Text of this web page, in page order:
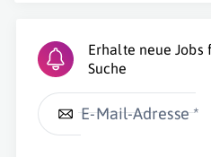
Erhalte neue
Suche
E-Mail-Adresse *